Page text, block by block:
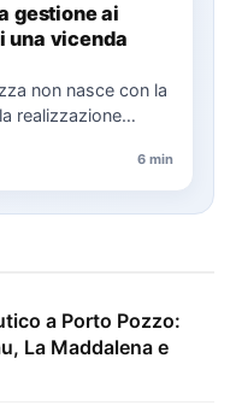
gestione ai
una vicenda
non nasce con la
realizzazione
6 min
a Porto Pozzo:
La Maddalena e